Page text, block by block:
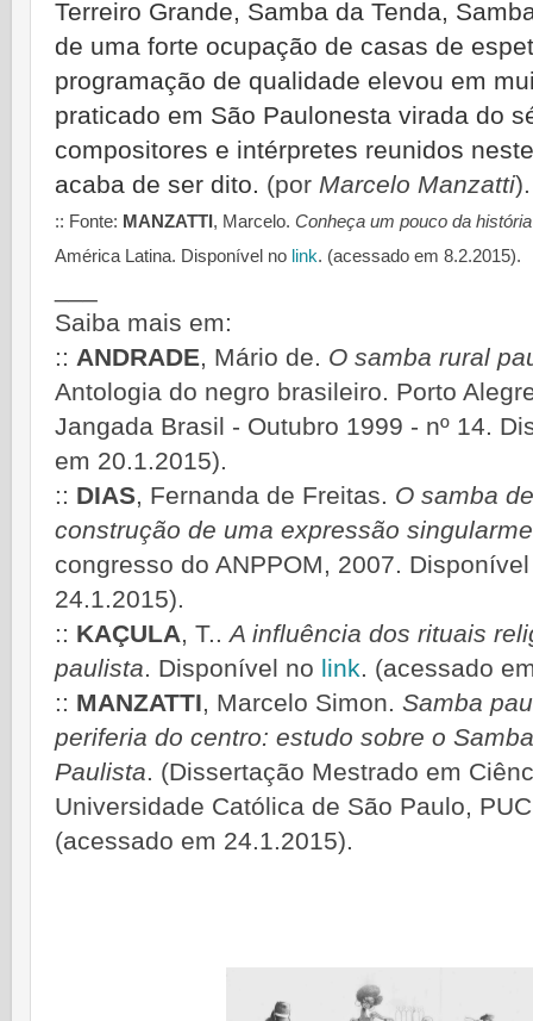
Terreiro Grande, Samba da Tenda,
de uma forte ocupação de casas de
programação de qualidade elevou em
praticado em São Paulonesta virada do
compositores e intérpretes reunidos
acaba de ser dito. (por Marcelo Manzatti).
:: Fonte: MANZATTI, Marcelo. Conheça um pouco da
América Latina. Disponível no link. (acessado em 8.2.2015).
Saiba mais em:
:: ANDRADE, Mário de. O samba rural
Antologia do negro brasileiro. Porto
Jangada Brasil - Outubro 1999 - nº 14.
em 20.1.2015).
:: DIAS, Fernanda de Freitas. O samba
construção de uma expressão
congresso do ANPPOM, 2007.
24.1.2015).
:: KAÇULA, T..A influência dos rituais
paulista. Disponível no link. (acessado
:: MANZATTI, Marcelo Simon. Samba
periferia do centro: estudo sobre o
Paulista. (Dissertação Mestrado em
Universidade Católica de São Paulo,
(acessado em 24.1.2015).